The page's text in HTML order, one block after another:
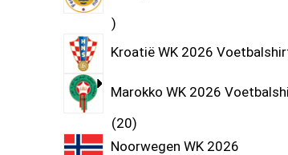
Kroatië WK 2026
Marokko WK 2026
20
Noorwegen WK 2026